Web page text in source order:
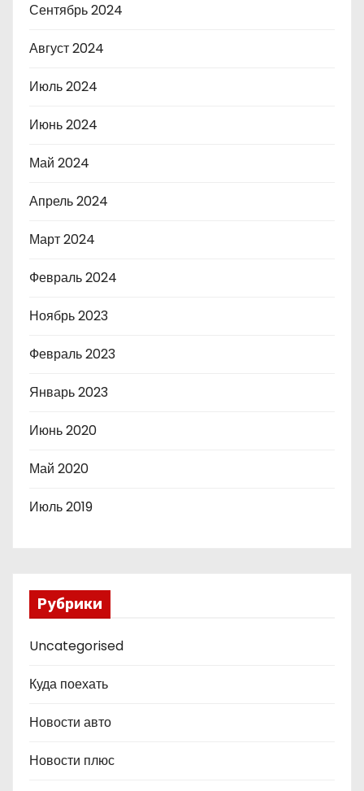
Сентябрь 2024
Август 2024
Июль 2024
Июнь 2024
Май 2024
Апрель 2024
Март 2024
Февраль 2024
Ноябрь 2023
Февраль 2023
Январь 2023
Июнь 2020
Май 2020
Июль 2019
Рубрики
Uncategorised
Куда поехать
Новости авто
Новости плюс